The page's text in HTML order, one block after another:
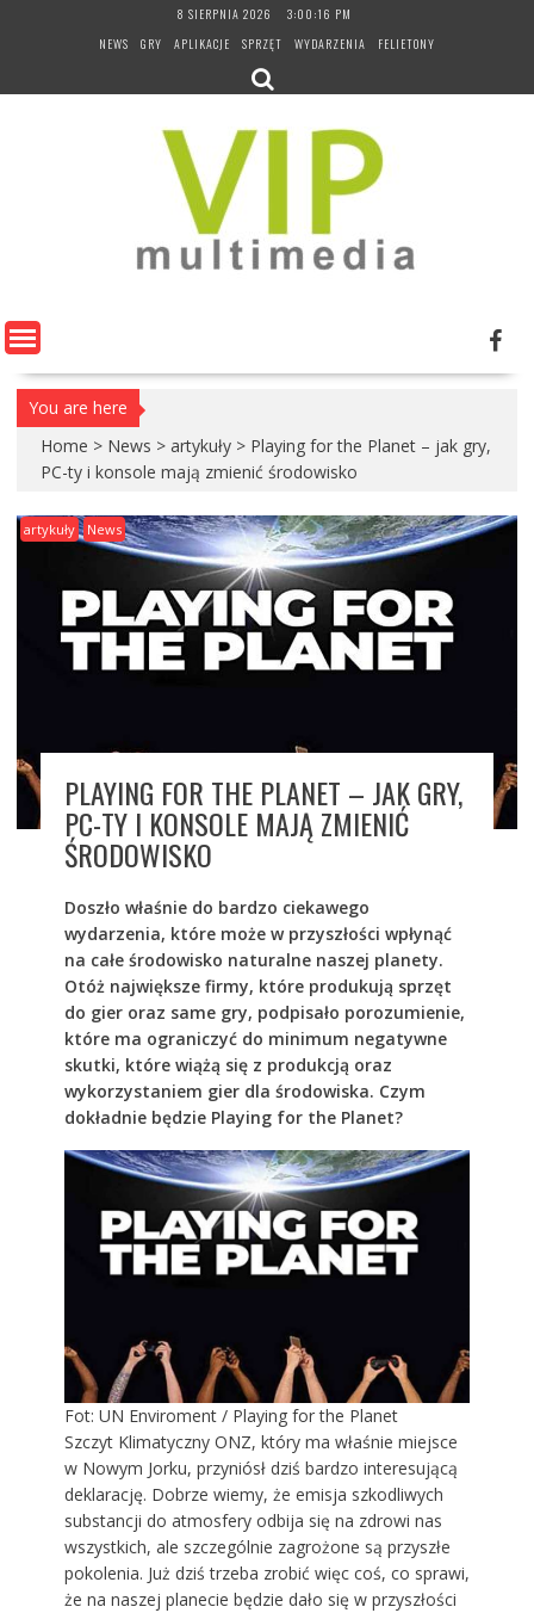
8 SIERPNIA 2026
3:00:17 PM
NEWS
GRY APLIKACJE SPRZĘT WYDARZENIA FELIETONY
You are here
Home > News > artykuły > Playing for the Planet – jak gry,
PC-ty i konsole mają zmienić środowisko
artykuły News
PLAYING FOR THE PLANET – JAK GRY,
PC-TY I KONSOLE MAJĄ ZMIENIĆ
ŚRODOWISKO
Doszło właśnie do bardzo ciekawego
wydarzenia, które może w przyszłości wpłynąć
na całe środowisko naturalne naszej planety.
Otóż największe firmy, które produkują sprzęt
do gier oraz same gry, podpisało porozumienie,
które ma ograniczyć do minimum negatywne
skutki, które wiążą się z produkcją oraz
wykorzystaniem gier dla środowiska. Czym
dokładnie będzie Playing for the Planet?
Fot: UN Enviroment / Playing for the Planet
Szczyt Klimatyczny ONZ, który ma właśnie miejsce
w Nowym Jorku, przyniósł dziś bardzo interesującą
deklarację. Dobrze wiemy, że emisja szkodliwych
substancji do atmosfery odbija się na zdrowi nas
wszystkich, ale szczególnie zagrożone są przyszłe
pokolenia. Już dziś trzeba zrobić więc coś, co sprawi,
że na naszej planecie będzie dało się w przyszłości